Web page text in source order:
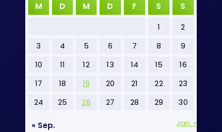
M D M D F S S
1
2
3
4 5 6 7 8
9
10
11 12 13 14 15
16
17
18 19 20 21 22
23
24
25 26 27 28 29 30
« Sep. Jan. »